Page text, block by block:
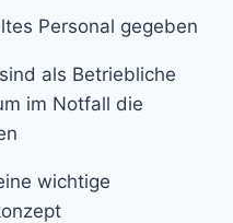
Personal gegeben
als Betriebliche
im Notfall die
wichtige